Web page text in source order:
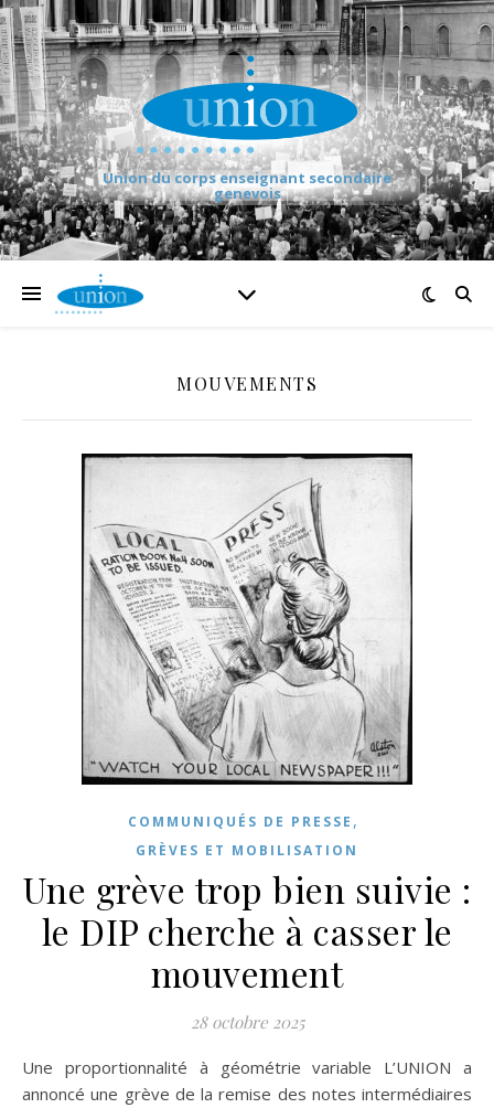
Union du corps enseignant secondaire
genevois
MOUVEMENTS
COMMUNIQUÉS DE PRESSE ,
GRÈVES ET MOBILISATION
Une grève trop bien suivie :
le DIP cherche à casser le
mouvement
28 octobre 2025
Une proportionnalité à géométrie variable L’UNION a
annoncé une grève de la remise des notes intermédiaires